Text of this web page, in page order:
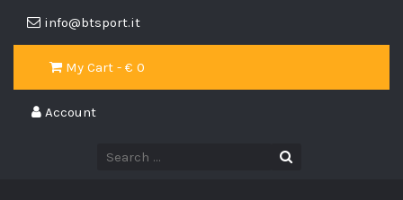
info@btsport.it
My Cart - € 0
Account